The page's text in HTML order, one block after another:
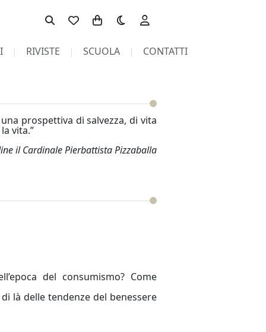
Toggle theme
RIVISTE SCUOLA CONTATTI
prospettiva di salvezza, di vita
vita.”
il Cardinale Pierbattista Pizzaballa
del consumismo? Come
là delle tendenze del benessere